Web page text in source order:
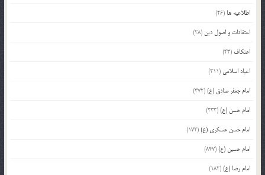
اطلاعیه ها (26)
اعتقادات و اصول دین (28)
اعتکاف (43)
اعیاد اسلامی (211)
امام جعفر صادق (ع)(372)
امام حسن (ع)(233)
امام حسن عسکری (ع)(172)
امام حسین (ع)(847)
امام رضا (ع)(182)